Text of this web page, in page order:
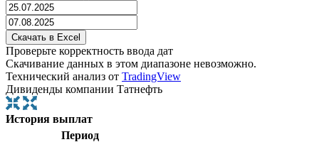
Проверьте корректность ввода дат
Скачивание данных в этом диапазоне невозможно.
Технический анализ от TradingView
Дивиденды компании Татнефть
История выплат
Период